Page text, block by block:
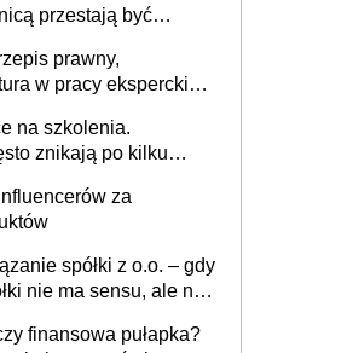
przestają być
prawny,
w pracy eksperckiej -
na szkolenia.
znikają po kilku
za
spółki z o.o. – gdy
nie ma sensu, ale nie
finansowa pułapka?